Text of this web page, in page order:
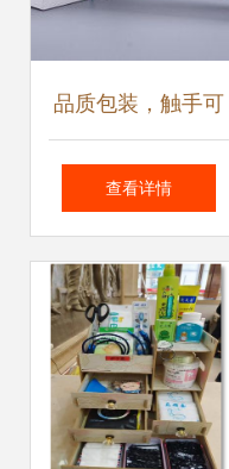
品质包装，触手可
及——余姚市宇华
务概览
查看详情